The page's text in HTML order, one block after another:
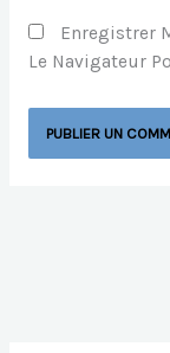
Enregistrer
Le Navigateur